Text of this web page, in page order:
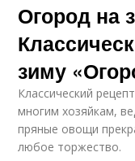
Огород на
зиму
Классический
многим хозяйкам,
пряные овощи
любое торжество.